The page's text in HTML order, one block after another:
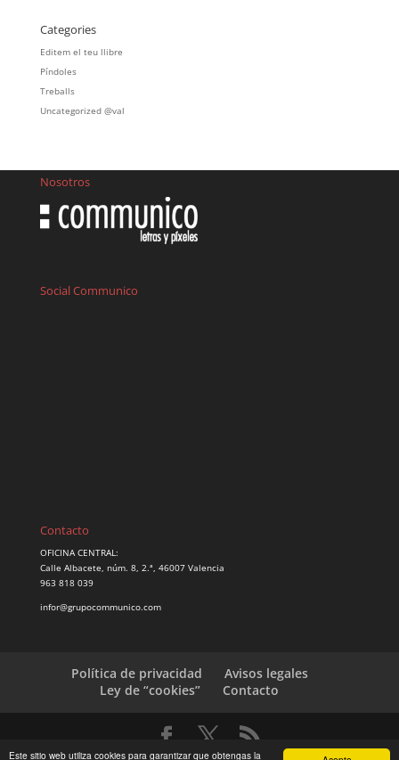
Este sitio web utiliza cookies para garantizar que obtengas la
Categories
Editem el teu llibre
Píndoles
Treballs
Uncategorized @val
Nosotros
Social Communico
Contacto
OFICINA CENTRAL:
Calle Albacete, núm. 8, 2.ª, 46007 Valencia
963 818 039
infor@grupocommunico.com
Política de privacidad
Avisos legales
Ley de “cookies”
Contacto